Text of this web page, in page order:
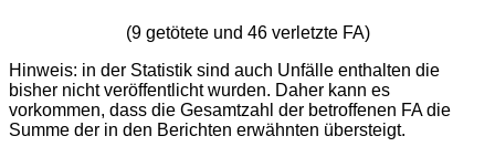
(9 getötete und 46 verletzte FA)
Hinweis: in der Statistik sind auch Unfälle enthalten die
bisher nicht veröffentlicht wurden. Daher kann es
vorkommen, dass die Gesamtzahl der betroffenen FAdie
Summe der in den Berichten erwähnten übersteigt.